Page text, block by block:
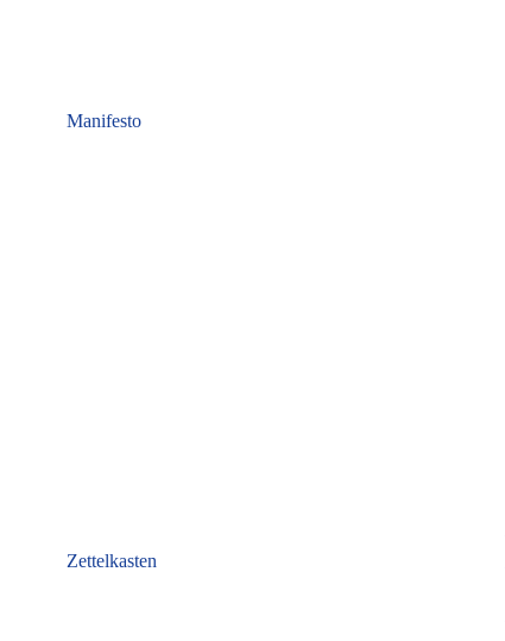
Manifesto
Zettelkasten